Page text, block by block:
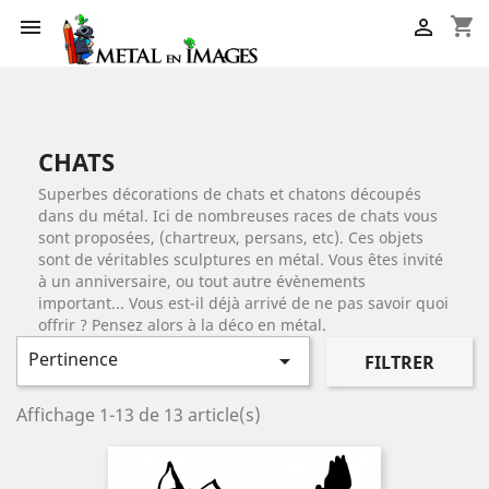
 shopping_cart

CHATS
Superbes décorations de chats et chatons découpés
dans du métal. Ici de nombreuses races de chats vous
sont proposées, (chartreux, persans, etc). Ces objets
sont de véritables sculptures en métal. Vous êtes invité
à un anniversaire, ou tout autre évènements
important... Vous est-il déjà arrivé de ne pas savoir quoi
offrir ? Pensez alors à la déco en métal.
Pertinence  FILTRER
Affichage 1-13 de 13 article(s)